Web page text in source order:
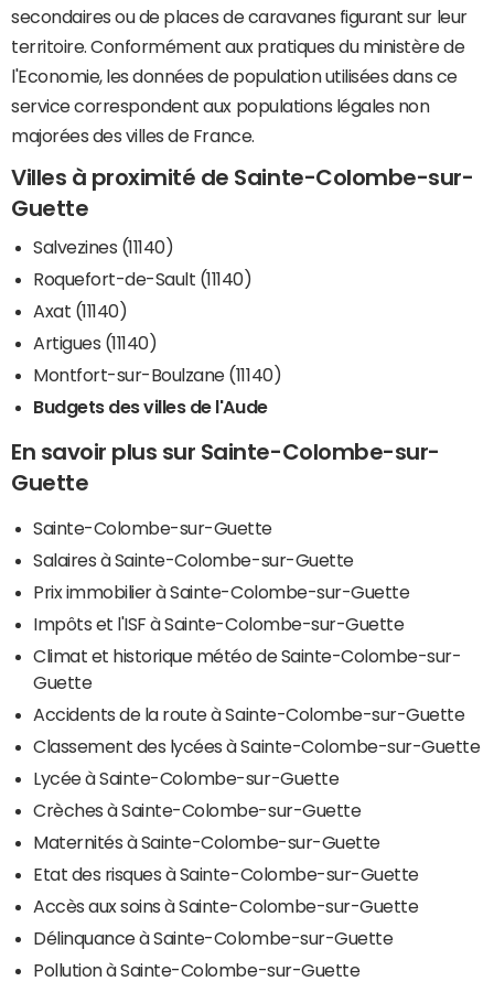
secondaires ou de places de caravanes figurant sur leur
territoire. Conformément aux pratiques du ministère de
l'Economie, les données de population utilisées dans ce
service correspondent aux populations légales non
majorées des villes de France.
Villes à proximité de Sainte-Colombe-sur-
Guette
Salvezines (11140)
Roquefort-de-Sault (11140)
Axat (11140)
Artigues (11140)
Montfort-sur-Boulzane (11140)
Budgets des villes de l'Aude
En savoir plus sur Sainte-Colombe-sur-
Guette
Sainte-Colombe-sur-Guette
Salaires à Sainte-Colombe-sur-Guette
Prix immobilier à Sainte-Colombe-sur-Guette
Impôts et l'ISF à Sainte-Colombe-sur-Guette
Climat et historique météo de Sainte-Colombe-sur-
Guette
Accidents de la route à Sainte-Colombe-sur-Guette
Classement des lycées à Sainte-Colombe-sur-Guette
Lycée à Sainte-Colombe-sur-Guette
Crèches à Sainte-Colombe-sur-Guette
Maternités à Sainte-Colombe-sur-Guette
Etat des risques à Sainte-Colombe-sur-Guette
Accès aux soins à Sainte-Colombe-sur-Guette
Délinquance à Sainte-Colombe-sur-Guette
Pollution à Sainte-Colombe-sur-Guette